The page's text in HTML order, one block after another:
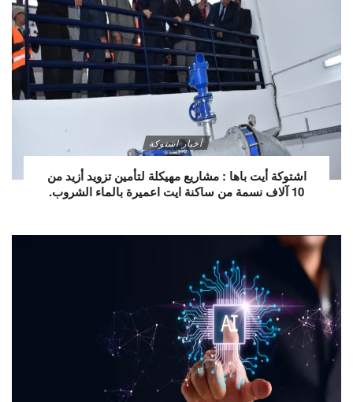
أخبار اشتوكة
اشتوكة أيت باها : مشاريع مهيكلة لتأمين تزويد أزيد من
10 آلاف نسمة من ساكنة ايت اعميرة بالماء الشروب.